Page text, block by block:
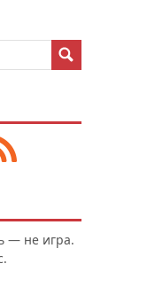
— не игра.